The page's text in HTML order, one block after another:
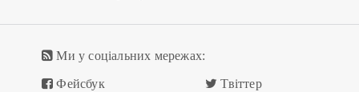
Ми у соціальних мережах:
Фейсбук Твіттер